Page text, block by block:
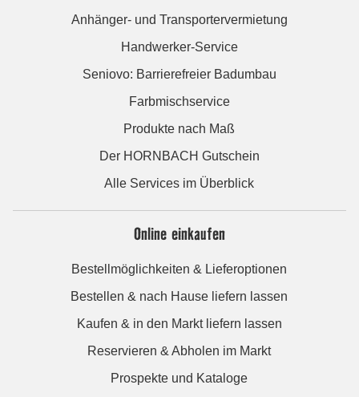
Anhänger- und Transportervermietung
Handwerker-Service
Seniovo: Barrierefreier Badumbau
Farbmischservice
Produkte nach Maß
Der HORNBACH Gutschein
Alle Services im Überblick
Online einkaufen
Bestellmöglichkeiten & Lieferoptionen
Bestellen & nach Hause liefern lassen
Kaufen & in den Markt liefern lassen
Reservieren & Abholen im Markt
Prospekte und Kataloge